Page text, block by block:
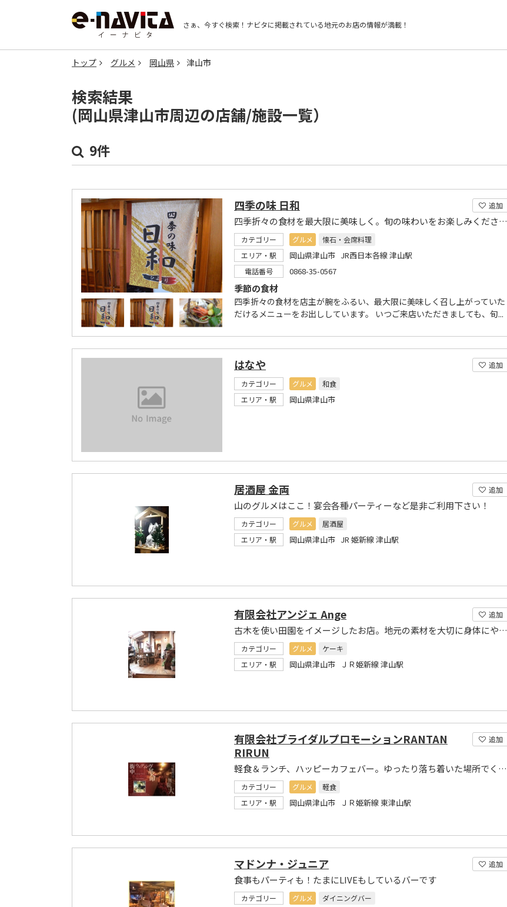
さぁ、今すぐ検索！ ナビタに掲載されている地元のお店の情報が満載！
トップ グルメ 岡山県 津山市
検索結果
(岡山県津山市周辺の店舗/施設一覧）
9件
追加
四季の味 日和
四季折々の食材を最大限に美味しく。旬の味わいをお楽しみください。
カテゴリー グルメ
懐石・会席料理
エリア・駅
岡山県津山市 JR西日本各線 津山駅
電話番号 0868-35-0567
季節の食材
四季折々の食材を店主が腕をふるい、最大限に美味しく召し上がっていた
だけるメニューをお出ししています。 いつご来店いただきましても、旬...
追加
はなや
カテゴリー グルメ
和食
エリア・駅
岡山県津山市
追加
居酒屋 金両
山のグルメはここ！宴会各種パーティーなど是非ご利用下さい！
カテゴリー グルメ
居酒屋
エリア・駅
岡山県津山市 JR 姫新線 津山駅
追加
有限会社アンジェ Ange
古木を使い田園をイメージしたお店。地元の素材を大切に身体にやさしいお菓子をお届けしています
カテゴリー グルメ
ケーキ
エリア・駅
岡山県津山市 ＪＲ姫新線 津山駅
追加
有限会社ブライダルプロモーションRANTAN
RIRUN
軽食＆ランチ、ハッピーカフェバー。ゆったり落ち着いた場所でくつろいで頂けます
カテゴリー グルメ
軽食
エリア・駅
岡山県津山市 ＪＲ姫新線 東津山駅
追加
マドンナ・ジュニア
食事もパーティも！たまにLIVEもしているバーです
カテゴリー グルメ
ダイニングバー